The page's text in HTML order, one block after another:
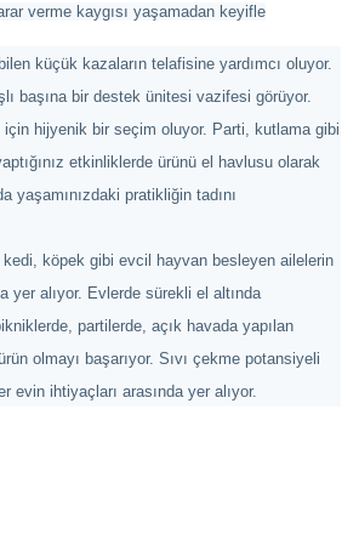
verme kaygısı yaşamadan keyifle
küçük kazaların telafisine yardımcı oluyor.
başına bir destek ünitesi vazifesi görüyor.
hijyenik bir seçim oluyor. Parti, kutlama gibi
etkinliklerde ürünü el havlusu olarak
yaşamınızdaki pratikliğin tadını
kedi, köpek gibi evcil hayvan besleyen ailelerin
yer alıyor. Evlerde sürekli el altında
partilerde, açık havada yapılan
olmayı başarıyor. Sıvı çekme potansiyeli
evin ihtiyaçları arasında yer alıyor.